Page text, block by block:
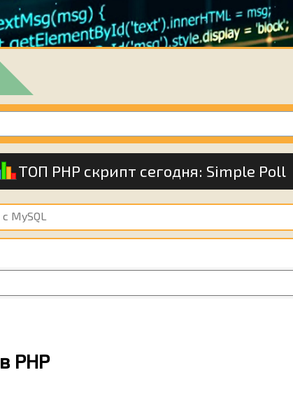
ТОП PHP скрипт сегодня: Simple Poll
MySQL
PHP